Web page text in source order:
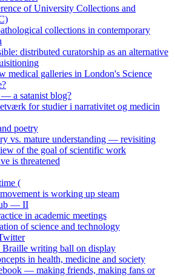
of University Collections and
collections in contemporary
distributed curatorship as an alternative
medical galleries in London's Science
a satanist blog?
for studier i narrativitet og medicin
poetry
vs. mature understanding — revisiting
of the goal of scientific work
is threatened
(
is working up steam
— II
in academic meetings
of science and technology
Braille writing ball on display
in health, medicine and society
— making friends, making fans or